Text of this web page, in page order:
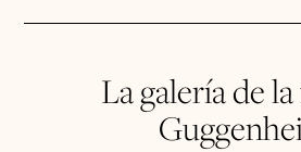
La galería de